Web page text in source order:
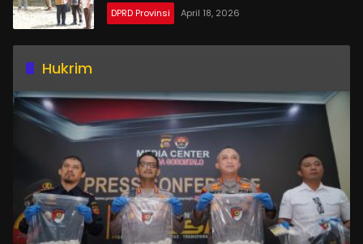
DPRD Provinsi April 18, 2026
Hukrim